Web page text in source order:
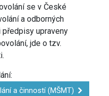
se v České
a odborných
předpisy upraveny
jde o tzv.
a činností (MŠMT)